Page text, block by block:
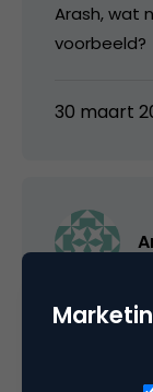
Arash, wat
voorbeeld?
30 maart
@Peter
Mensen